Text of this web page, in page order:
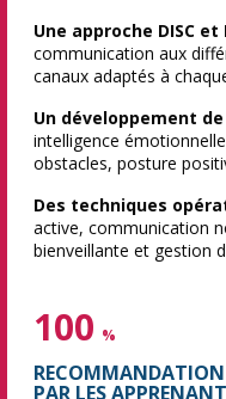
Une approche DISC et
communication aux
canaux adaptés à
Un développement
intelligence
obstacles, posture
Des techniques
active, communication
bienveillante et gestion
100 %
RECOMMANDATION
PAR LES